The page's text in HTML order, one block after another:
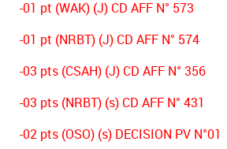
-01 pt (WAK) (J) CD AFF N° 573
-01 pt (NRBT) (J) CD AFF N° 574
-03 pts (CSAH) (J) CD AFF N° 356
-03 pts (NRBT) (s) CD AFF N° 431
-02 pts (OSO) (s) DECISION PV N°01